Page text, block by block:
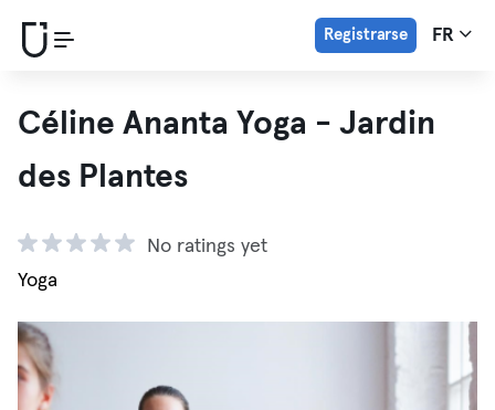
Registrarse FR
Céline Ananta Yoga - Jardin
des Plantes
No ratings yet
Yoga